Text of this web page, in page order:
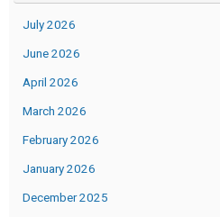
July 2026
June 2026
April 2026
March 2026
February 2026
January 2026
December 2025